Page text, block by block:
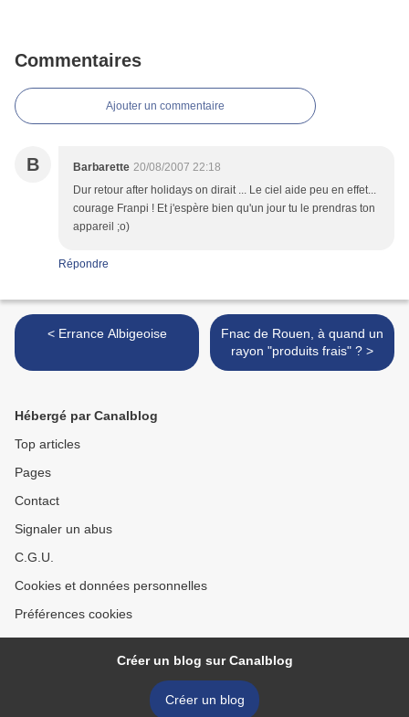
Commentaires
Ajouter un commentaire
B Barbarette 20/08/2007 22:18
Dur retour after holidays on dirait ... Le ciel aide peu en effet...
courage Franpi ! Et j'espère bien qu'un jour tu le prendras ton
appareil ;o)
Répondre
< Errance Albigeoise
Fnac de Rouen, à quand un
rayon "produits frais" ? >
Hébergé par Canalblog
Top articles
Pages
Contact
Signaler un abus
C.G.U.
Cookies et données personnelles
Préférences cookies
Créer un blog sur Canalblog
Créer un blog